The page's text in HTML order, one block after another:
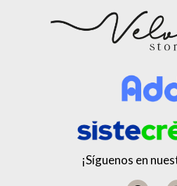
¡Síguenos en